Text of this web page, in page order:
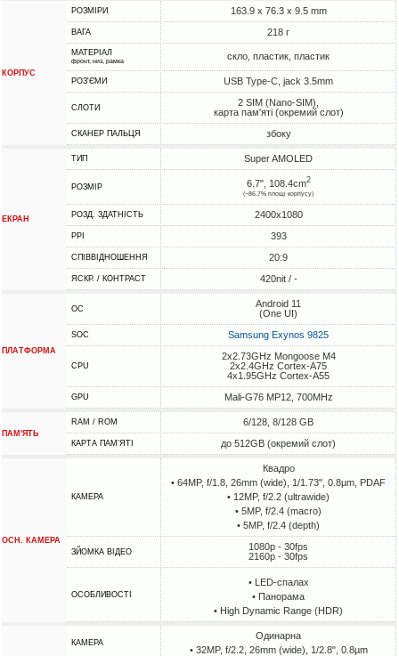
КОРПУС
РОЗМІРИ 163.9 x 76.3 x 9.5 mm
ВАГА 218 г
МАТЕРІАЛ
фронт, низ, рамка скло, пластик, пластик
РОЗ'ЄМИ USB Type-C, jack 3.5mm
СЛОТИ
2 SIM (Nano-SIM),
карта пам'яті (окремий слот)
СКАНЕР ПАЛЬЦЯ збоку
ЕКРАН
ТИП Super AMOLED
РОЗМІР 6.7", 108.4cm2
(~86.7% площі корпусу)
РОЗД. ЗДАТНІСТЬ 2400x1080
PPI 393
СПІВВІДНОШЕННЯ 20:9
ЯСКР. / КОНТРАСТ 420nit / -
ПЛАТФОРМА
ОС
Android 11
(One UI)
SOC Samsung Exynos 9825
CPU
2x2.73GHz Mongoose M4
2x2.4GHz Cortex-A75
4x1.95GHz Cortex-A55
GPU Mali-G76 MP12, 700MHz
ПАМ'ЯТЬ
RAM / ROM 6/128, 8/128 GB
КАРТА ПАМ'ЯТІ до 512GB (окремий слот)
ОСН. КАМЕРА
КАМЕРА
Квадро
• 64MP, f/1.8, 26mm (wide), 1/1.73", 0.8µm, PDAF
• 12MP, f/2.2 (ultrawide)
• 5MP, f/2.4 (macro)
• 5MP, f/2.4 (depth)
ЗЙОМКА ВІДЕО
1080p - 30fps
2160p - 30fps
ОСОБЛИВОСТІ
• LED-спалах
• Панорама
• High Dynamic Range (HDR)
КАМЕРА
Одинарна
• 32MP, f/2.2, 26mm (wide), 1/2.8", 0.8µm